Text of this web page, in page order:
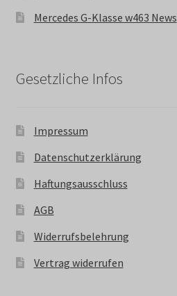
Mercedes G-Klasse w463 News
Gesetzliche Infos
Impressum
Datenschutzerklärung
Haftungsausschluss
AGB
Widerrufsbelehrung
Vertrag widerrufen